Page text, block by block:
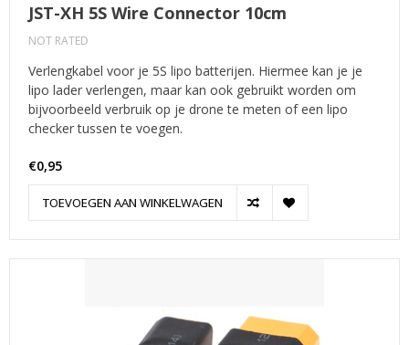
JST-XH 5S Wire Connector 10cm
NOT RATED
Verlengkabel voor je 5S lipo batterijen. Hiermee kan je je
lipo lader verlengen, maar kan ook gebruikt worden om
bijvoorbeeld verbruik op je drone te meten of een lipo
checker tussen te voegen.
€0,95
TOEVOEGEN AAN WINKELWAGEN